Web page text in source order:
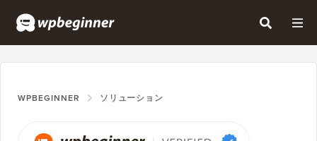
WPBEGINNER ソリューション